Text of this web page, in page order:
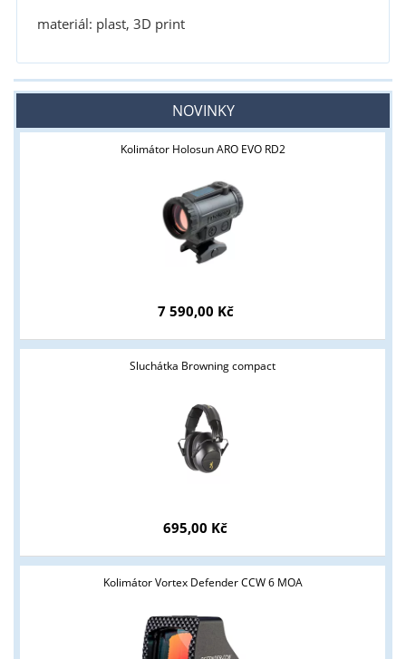
materiál: plast, 3D print
NOVINKY
Kolimátor Holosun ARO EVO RD2
7 590,00 Kč
Sluchátka Browning compact
695,00 Kč
Kolimátor Vortex Defender CCW 6 MOA